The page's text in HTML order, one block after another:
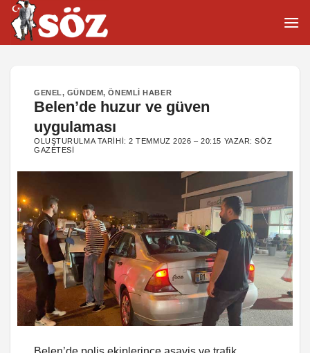
İçeriğe
atla
GENEL, GÜNDEM,ÖNEMLI HABER
Belen’de huzur ve güven
uygulaması
OLUŞTURULMA TARIHI:2 TEMMUZ 2026 – 20:15 YAZAR:SÖZ
GAZETESI